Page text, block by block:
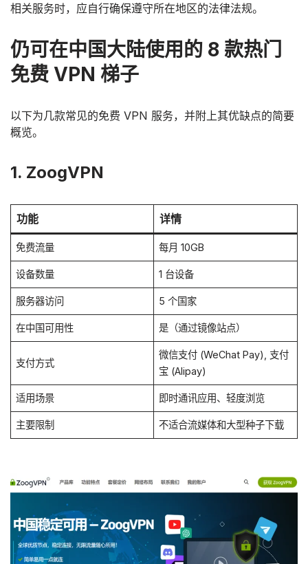
相关服务时，应自行确保遵守所在地区的法律法规。
仍可在中国大陆使用的 8 款热门
免费 VPN 梯子
以下为几款常见的免费 VPN 服务，并附上其优缺点的简要
概览。
1. ZoogVPN
功能 详情
免费流量 每月 10GB
设备数量 1 台设备
服务器访问 5 个国家
在中国可用性 是（通过镜像站点）
支付方式
微信支付 (WeChat Pay), 支付
宝 (Alipay)
适用场景 即时通讯应用、轻度浏览
主要限制 不适合流媒体和大型种子下载